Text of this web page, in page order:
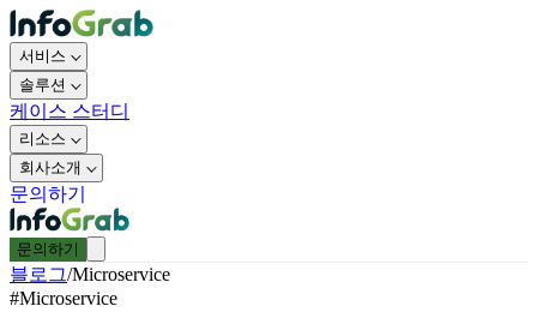
서비스
솔루션
케이스 스터디
리소스
회사소개
문의하기
문의하기
블로그/Microservice
#Microservice